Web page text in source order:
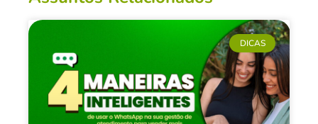
DICAS